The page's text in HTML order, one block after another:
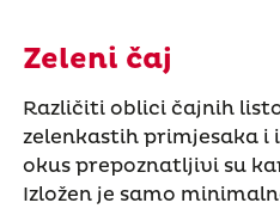
Zeleni čaj
Različiti oblici čajnih
zelenkastih primjesaka i
okus prepoznatljivi su
Izložen je samo